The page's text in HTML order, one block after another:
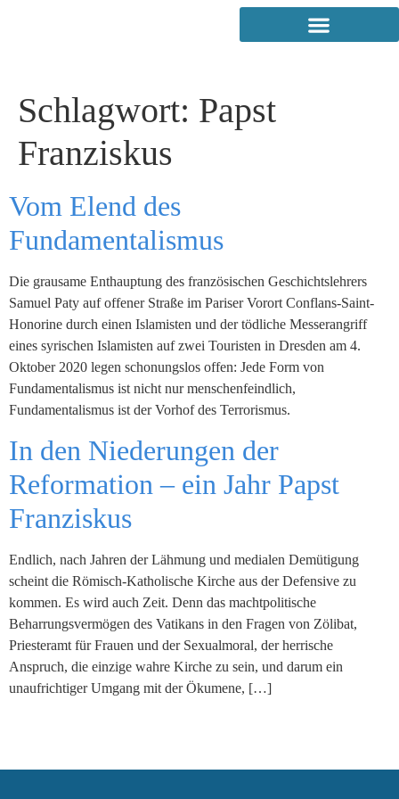
Schlagwort: Papst
Franziskus
Vom Elend des
Fundamentalismus
Die grausame Enthauptung des französischen Geschichtslehrers
Samuel Paty auf offener Straße im Pariser Vorort Conflans-Saint-
Honorine durch einen Islamisten und der tödliche Messerangriff
eines syrischen Islamisten auf zwei Touristen in Dresden am 4.
Oktober 2020 legen schonungslos offen: Jede Form von
Fundamentalismus ist nicht nur menschenfeindlich,
Fundamentalismus ist der Vorhof des Terrorismus.
In den Niederungen der
Reformation – ein Jahr Papst
Franziskus
Endlich, nach Jahren der Lähmung und medialen Demütigung
scheint die Römisch-Katholische Kirche aus der Defensive zu
kommen. Es wird auch Zeit. Denn das machtpolitische
Beharrungsvermögen des Vatikans in den Fragen von Zölibat,
Priesteramt für Frauen und der Sexualmoral, der herrische
Anspruch, die einzige wahre Kirche zu sein, und darum ein
unaufrichtiger Umgang mit der Ökumene, […]